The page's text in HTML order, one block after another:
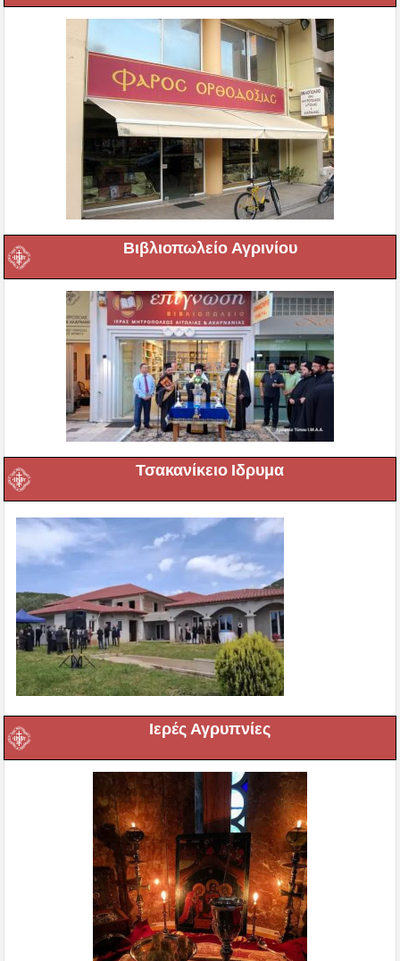
Βιβλιοπωλείο Αγρινίου
Τσακανίκειο Ιδρυμα
Ιερές Αγρυπνίες